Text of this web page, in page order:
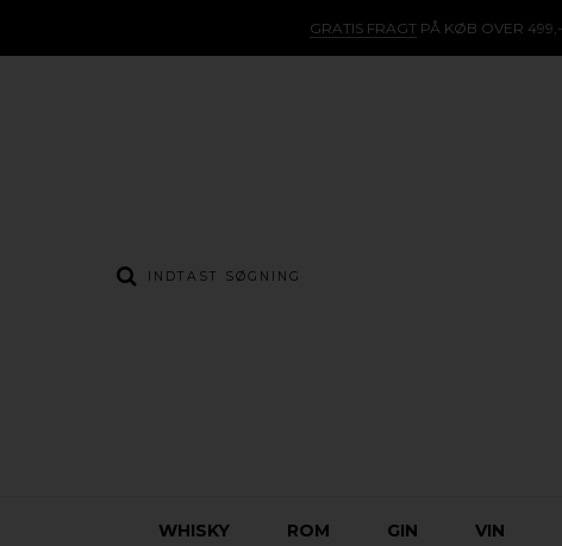
GRATIS FRAGTPÅ KØB OVER 499,-
WHISKY ROM GIN VIN